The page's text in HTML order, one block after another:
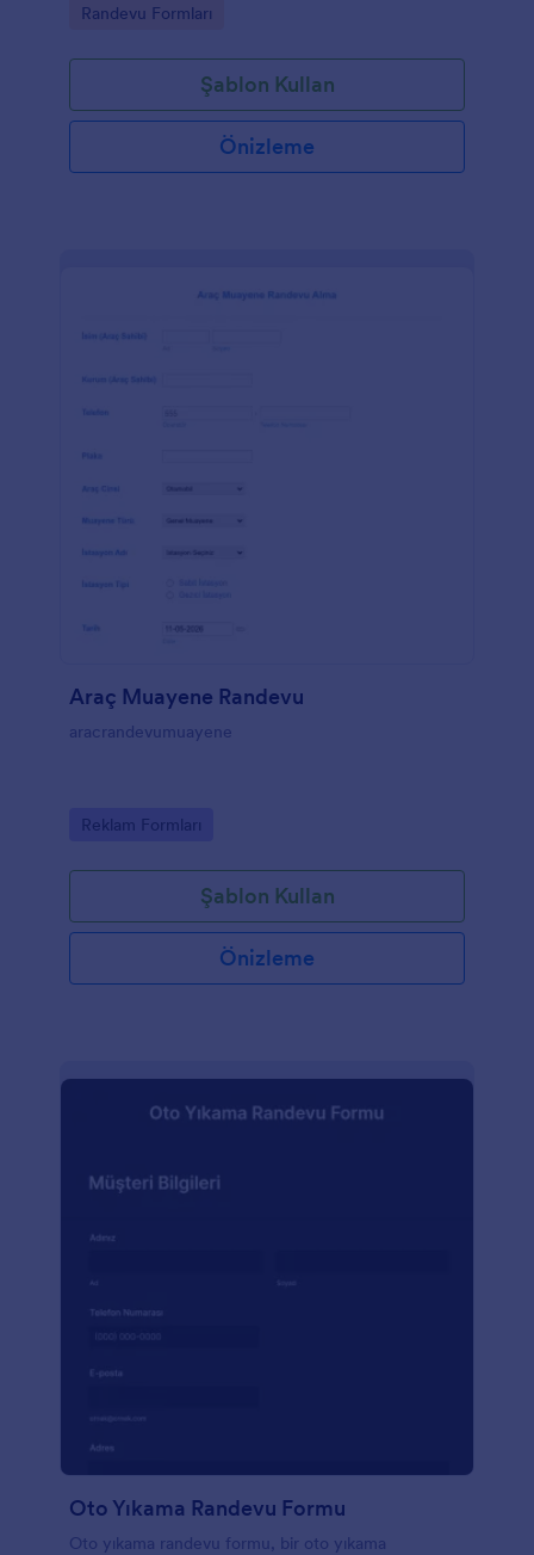
Go to Category:
Randevu Formları
Şablon Kullan
Önizleme
Araç Muayene Randevu
aracrandevumuayene
Go to Category:
Reklam Formları
Şablon Kullan
Önizleme
Oto Yıkama Randevu Formu
Oto yıkama randevu formu, bir oto yıkama